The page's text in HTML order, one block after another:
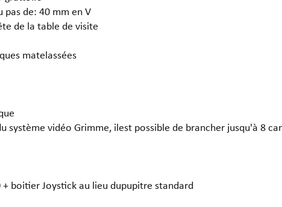
pas de: 40 mm en V
de la table de visite
matelassées
vidéo Grimme, ilest possible de brancher jusqu'à 8
boitier Joystick au lieu dupupitre standard